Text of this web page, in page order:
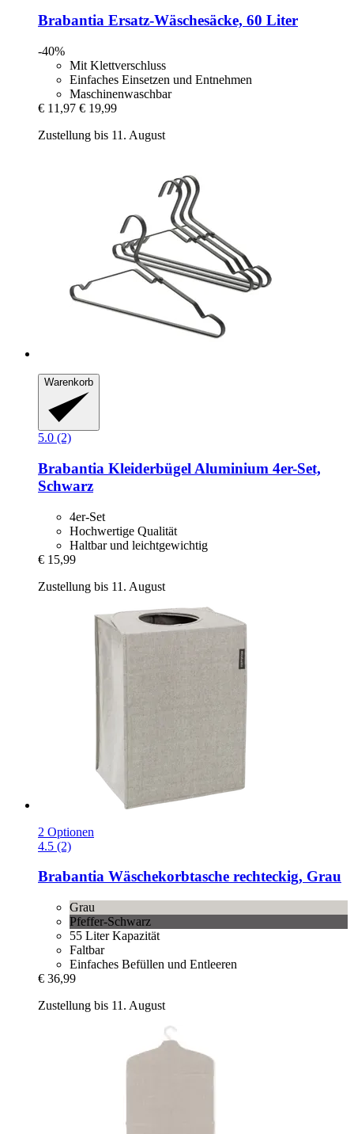
Brabantia Ersatz-​Wäschesäcke, 60 Liter
-40%
Mit Klettverschluss
Einfaches Einsetzen und Entnehmen
Maschinenwaschbar
€ 11,97 € 19,99
Zustellung bis 11. August
Warenkorb
5.0 (2)
Brabantia Kleiderbügel Aluminium 4er-​Set,
Schwarz
4er-Set
Hochwertige Qualität
Haltbar und leichtgewichtig
€ 15,99
Zustellung bis 11. August
2 Optionen
4.5 (2)
Brabantia Wäschekorbtasche rechteckig, Grau
Grau
Pfeffer-Schwarz
55 Liter Kapazität
Faltbar
Einfaches Befüllen und Entleeren
€ 36,99
Zustellung bis 11. August